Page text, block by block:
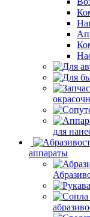
для
аппараты